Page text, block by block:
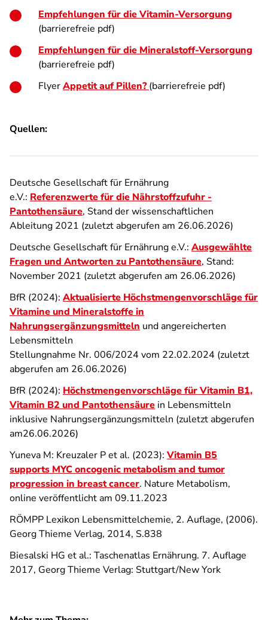
Empfehlungen für die Vitamin-Versorgung
(barrierefreie pdf)
Empfehlungen für die Mineralstoff-Versorgung
(barrierefreie pdf)
FlyerAppetit auf Pillen? (barrierefreie pdf)
Quellen:
Deutsche Gesellschaft für Ernährung
e.V.: Referenzwerte für die Nährstoffzufuhr -
Pantothensäure, Stand der wissenschaftlichen
Ableitung 2021 (zuletzt abgerufen am 26.06.2026)
Deutsche Gesellschaft für Ernährung e.V.: Ausgewählte
Fragen und Antworten zu Pantothensäure, Stand:
November 2021 (zuletzt abgerufen am 26.06.2026)
BfR (2024): Aktualisierte Höchstmengenvorschläge für
Vitamine und Mineralstoffe in
Nahrungsergänzungsmitteln und angereicherten
Lebensmitteln
Stellungnahme Nr. 006/2024 vom 22.02.2024 (zuletzt
abgerufen am 26.06.2026)
BfR (2024): Höchstmengenvorschläge für Vitamin B1,
Vitamin B2 und Pantothensäure in Lebensmitteln
inklusive Nahrungsergänzungsmitteln (zuletzt abgerufen
am26.06.2026)
Yuneva M: Kreuzaler P et al. (2023): Vitamin B5
supports MYC oncogenic metabolism and tumor
progression in breast cancer. Nature Metabolism,
online veröffentlicht am 09.11.2023
RÖMPP Lexikon Lebensmittelchemie, 2. Auflage, (2006).
Georg Thieme Verlag, 2014, S.838
Biesalski HG et al.: Taschenatlas Ernährung. 7. Auflage
2017, Georg Thieme Verlag: Stuttgart/New York